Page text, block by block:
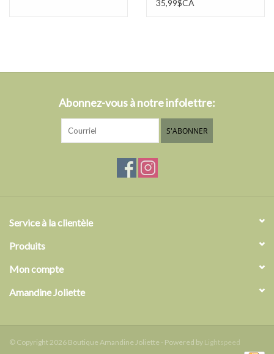
35,99$CA
Abonnez-vous à notre infolettre:
S'ABONNER
Service à la clientèle
Produits
Mon compte
Amandine Joliette
© Copyright 2026 Boutique Amandine Joliette - Powered by Lightspeed